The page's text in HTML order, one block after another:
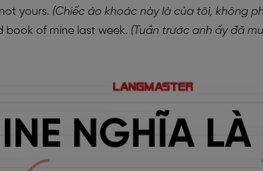
yours. (Chiếc áo khoác này là của tôi, không
book of mine last week. (Tuần trước anh ấy đã